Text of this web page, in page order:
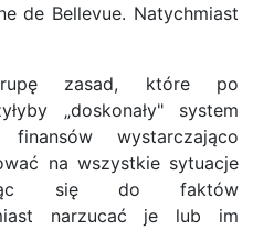
de Bellevue. Natychmiast
zasad, które po
„doskonały" system
wystarczająco
na wszystkie sytuacje
się do faktów
narzucać je lub im